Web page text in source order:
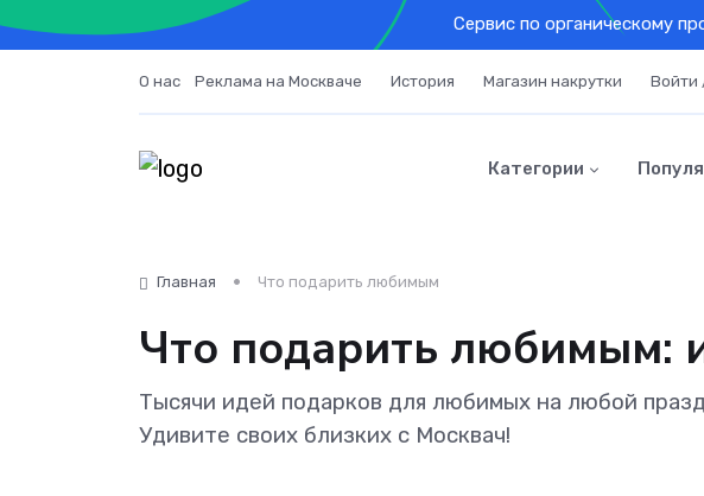
Cервис по органическому
О нас Реклама на Москваче История Магазин накрутки Войти
Категории
Главная Что подарить любимым
Что подарить любимым:
Тысячи идей подарков для любимых на любой
Удивите своих близких с Москвач!